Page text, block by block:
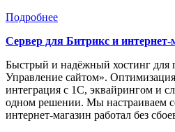
Подробнее
Сервер для Битрикс и интернет-
Быстрый и надёжный хостинг для
Управление сайтом».
интеграция с 1С, эквайрингом и
одном решении. Мы настраиваем
интернет-магазин работал без